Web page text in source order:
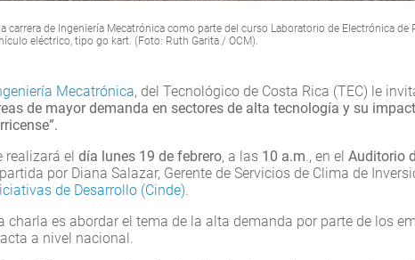
carrera de Ingeniería Mecatrónica como parte del curso Laboratorio de Electrónica de
eléctrico, tipo go kart. (Foto: Ruth Garita / OCM).
Mecatrónica, del Tecnológico de Costa Rica (TEC) le
de mayor demanda en sectores de alta tecnología y su
realizará el día lunes 19 de febrero, a las 10 a.m., en el Auditorio
por Diana Salazar, Gerente de Servicios de Clima de
de Desarrollo (Cinde).
charla es abordar el tema de la alta demanda por parte de los
a nivel nacional.